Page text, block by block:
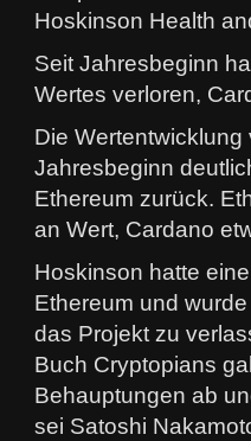
Hoskinson Health
Seit Jahresbeginn
Wertes verloren,
Die
Jahresbeginn
Ethereum zurück.
an Wert, Cardano
Hoskinson hatte
Ethereum und
das Projekt zu
Buch Cryptopians
Behauptungen ab
sei Satoshi